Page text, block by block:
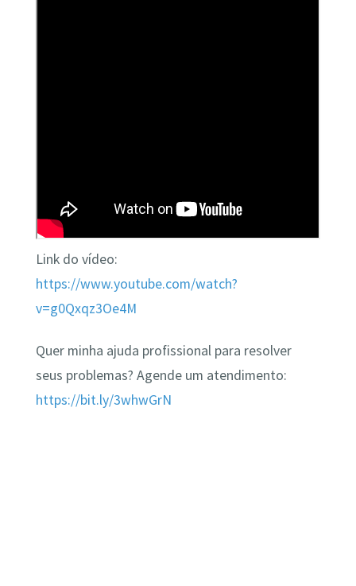
Link do vídeo:
https://www.youtube.com/watch?
v=g0Qxqz3Oe4M
Quer minha ajuda profissional para resolver
seus problemas? Agende um atendimento:
https://bit.ly/3whwGrN